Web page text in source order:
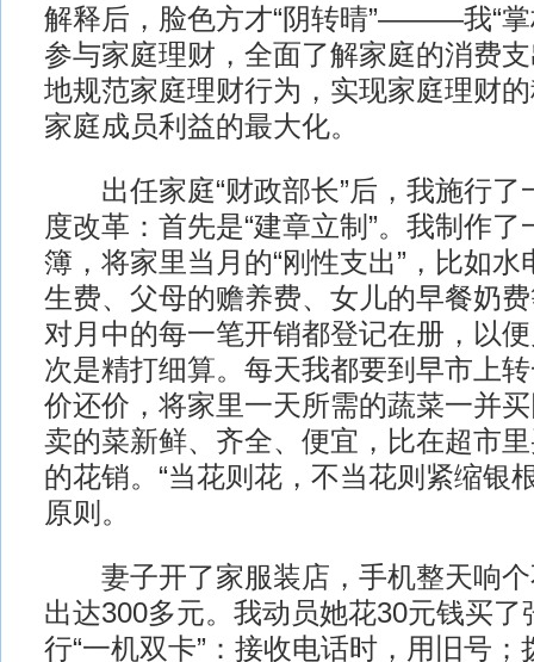
解释后，脸色方才“阴转晴”———我“掌
参与家庭理财，全面了解家庭的消费
地规范家庭理财行为，实现家庭理财
家庭成员利益的最大化。
出任家庭“财政部长”后，我施行了
度改革：首先是“建章立制”。我制作
簿，将家里当月的“刚性支出”，比如
生费、父母的赡养费、女儿的早餐奶
对月中的每一笔开销都登记在册，以
次是精打细算。每天我都要到早市上
价还价，将家里一天所需的蔬菜一
卖的菜新鲜、齐全、便宜，比在超市
的花销。“当花则花，不当花则紧缩银
原则。
妻子开了家服装店，手机整天响个
出达300多元。我动员她花30元钱买了
行“一机双卡”：接收电话时，用旧号